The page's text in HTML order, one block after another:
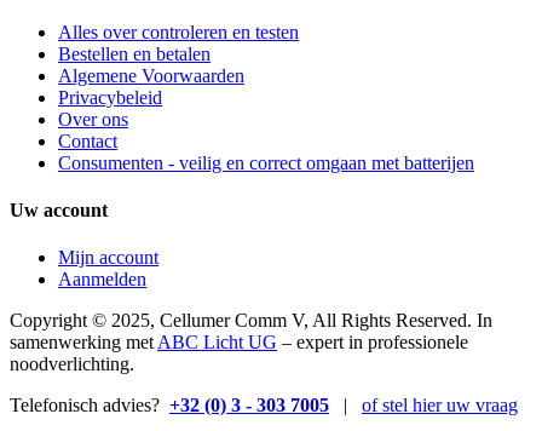
Alles over controleren en testen
Bestellen en betalen
Algemene Voorwaarden
Privacybeleid
Over ons
Contact
Consumenten - veilig en correct omgaan met batterijen
Uw account
Mijn account
Aanmelden
Copyright © 2025, Cellumer Comm V, All Rights Reserved. In
samenwerking met ABC Licht UG – expert in professionele
noodverlichting.
Telefonisch advies? +32 (0) 3 - 303 7005 | of stel hier uw vraag